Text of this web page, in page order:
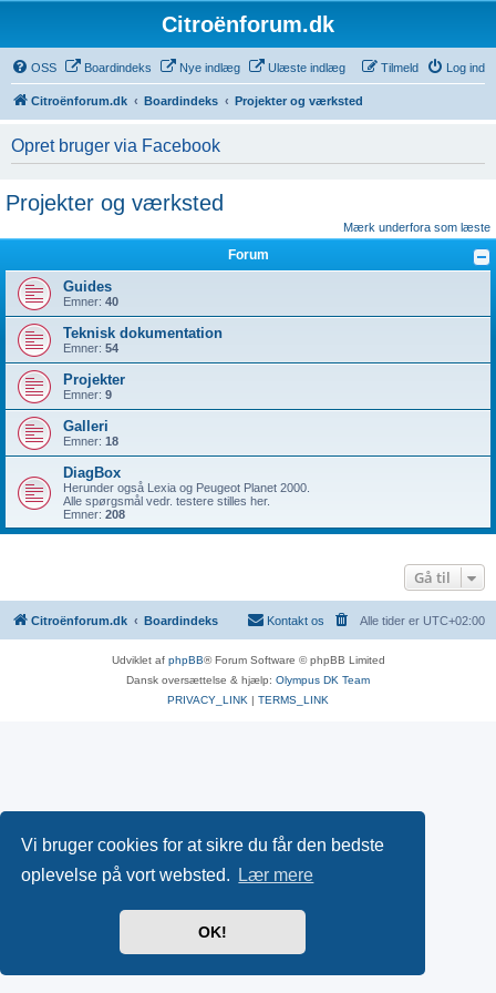
Vi bruger cookies for at sikre du får den bedste
oplevelse på vort websted.
Lær mere
OK!
Citroënforum.dk
OSS Boardindeks Nye indlæg Ulæste indlæg Log ind
Tilmeld
Citroënforum.dk Boardindeks Projekter og værksted
Opret bruger via Facebook
Projekter og værksted
Mærk underfora som læste
Forum
Guides
Emner: 40
Teknisk dokumentation
Emner: 54
Projekter
Emner: 9
Galleri
Emner: 18
DiagBox
Herunder også Lexia og Peugeot Planet 2000.
Alle spørgsmål vedr. testere stilles her.
Emner: 208
Gå til
Citroënforum.dk Boardindeks Alle tider er UTC+02:00
Kontakt os
Udviklet af phpBB® Forum Software © phpBB Limited
Dansk oversættelse & hjælp: Olympus DK Team
PRIVACY_LINK | TERMS_LINK